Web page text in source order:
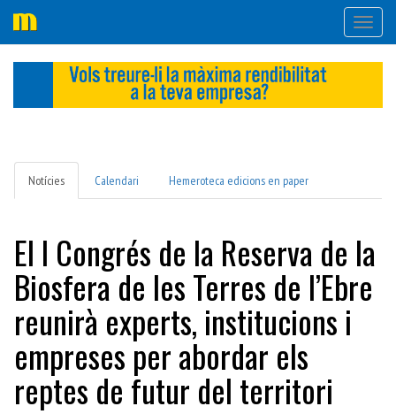
Notícies Calendari Hemeroteca edicions en paper
El I Congrés de la Reserva de la
Biosfera de les Terres de l’Ebre
reunirà experts, institucions i
empreses per abordar els
reptes de futur del territori